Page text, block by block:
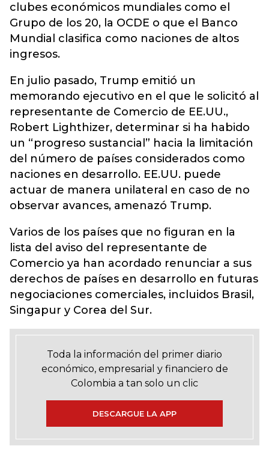
clubes económicos mundiales como el
Grupo de los 20, la OCDE o que el Banco
Mundial clasifica como naciones de altos
ingresos.
En julio pasado, Trump emitió un
memorando ejecutivo en el que le solicitó al
representante de Comercio de EE.UU.,
Robert Lighthizer, determinar si ha habido
un “progreso sustancial” hacia la limitación
del número de países considerados como
naciones en desarrollo. EE.UU. puede
actuar de manera unilateral en caso de no
observar avances, amenazó Trump.
Varios de los países que no figuran en la
lista del aviso del representante de
Comercio ya han acordado renunciar a sus
derechos de países en desarrollo en futuras
negociaciones comerciales, incluidos Brasil,
Singapur y Corea del Sur.
Toda la información del primer diario
económico, empresarial y financiero de
Colombia a tan solo un clic
DESCARGUE LA APP